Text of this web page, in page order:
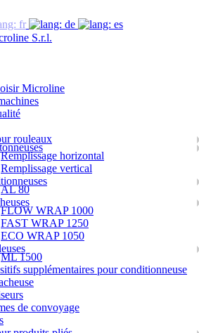
Microline
rouleaux
Remplissage horizontal
Remplissage vertical
AL 80
FLOW WRAP 1000
FAST WRAP 1250
ECO WRAP 1050
ML 1500
supplémentaires pour conditionneuse
de convoyage